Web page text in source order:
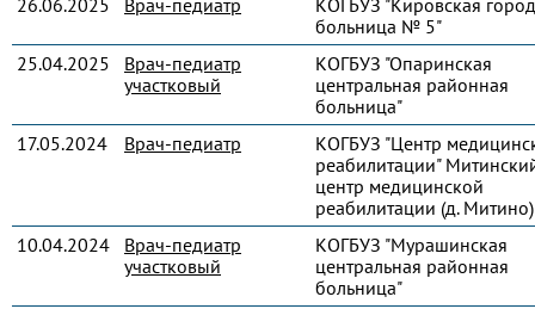
26.06.2025 Врач-педиатр
КОГБУЗ "Кировская
больница № 5"
25.04.2025
Врач-педиатр
участковый
КОГБУЗ "Опаринская
центральная районная
больница"
17.05.2024
Врач-педиатр
КОГБУЗ "Центр
реабилитации"
центр медицинской
реабилитации (д. Митино)
10.04.2024
Врач-педиатр
участковый
КОГБУЗ "Мурашинская
центральная районная
больница"